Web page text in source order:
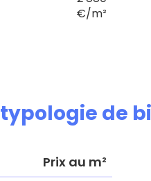
€/m²
typologie de
Prix au m²